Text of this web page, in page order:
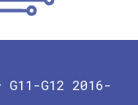
G11-G12 2016-